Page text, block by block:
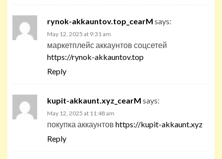
rynok-akkauntov.top_cearM says:
May 12, 2025 at 9:31 am
маркетплейс аккаунтов соцсетей
https://rynok-akkauntov.top
Reply
kupit-akkaunt.xyz_cearM says:
May 12, 2025 at 11:48 am
покупка аккаунтов https://kupit-akkaunt.xyz
Reply